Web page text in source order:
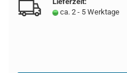
ca. 2 - 5 Werktage